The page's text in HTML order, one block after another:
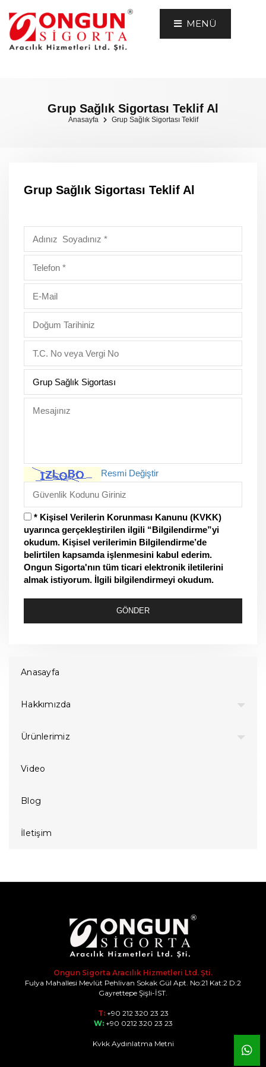
MENÜ
Grup Sağlık Sigortası Teklif Al
Anasayfa Grup Sağlık Sigortası Teklif
Grup Sağlık Sigortası Teklif Al
Resmi Değiştir
* Kişisel Verilerin Korunması Kanunu (KVKK)
uyarınca gerçekleştirilen ilgili “Bilgilendirme”yi
okudum. Kişisel verilerimin Bilgilendirme’de
belirtilen kapsamda işlenmesini kabul ederim.
Ongun Sigorta'nın tüm ticari elektronik iletilerini
almak istiyorum. İlgili bilgilendirmeyi okudum.
GÖNDER
Anasayfa
Hakkımızda
Ürünlerimiz
Video
Blog
İletişim
Ongun Sigorta Aracılık Hizmetleri Ltd. Şti.
Fulya Mahallesi Mevlüt Pehlivan Sokak Gül Apt. No:21 Kat:2 D:2
Gayrettepe Şişli-İST.
T:+90 212 320 23 23
W:+90 0212 320 23 23
Kvkk Aydınlatma Metni